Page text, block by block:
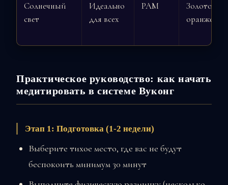
Солнечный
свет
Идеально
для всех
РАМ
Золотой,
оранжевый
Практическое руководство: как начать
медитировать в системе Вуконг
Этап 1: Подготовка (1-2 недели)
Выберите тихое место, где вас не будут
беспокоить минимум 30 минут